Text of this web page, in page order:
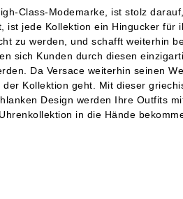
Class-Modemarke, ist stolz
ist jede Kollektion ein Hingucker
zu werden, und schafft weiterhin
sich Kunden durch diesen
Da Versace weiterhin seinen
Kollektion geht. Mit dieser
Design werden Ihre Outfits
in die Hände